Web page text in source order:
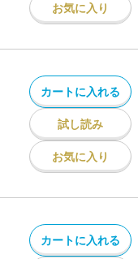
お気に入り
カートに入れる
試し読み
お気に入り
カートに入れる